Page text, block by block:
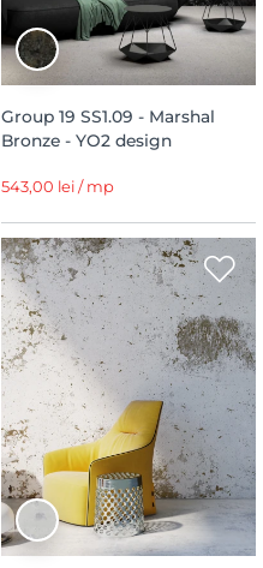
Group 19 SS1.09 - Marshal
Bronze - YO2 design
543,00 lei / mp